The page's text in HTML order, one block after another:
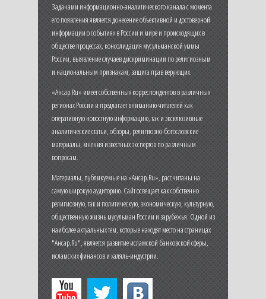
Задачами информационно-аналитического канала с момента
его появления является донесение объективной и достоверной
информации о событиях в России и мире и происходящих в
обществе процессах, консолидация мусульманской уммы
России, выявление случаев дискриминации по религиозным
и национальным признакам, защита прав верующих.
«Ансар.Ru» имеет собственных корреспондентов в различных
регионах России и предлагает вниманию читателей как
оперативную новостную информацию, так и эксклюзивные
аналитические статьи, обзоры, религиозно-богословские
материалы, мнения известных экспертов по различным
вопросам.
Материалы, публикуемые на «Ансар.Ru», рассчитаны на
самую широкую аудиторию. Сайт освещает как собственно
религиозную, так и политическую, экономическую, культурную,
общественную жизнь мусульман России и зарубежья. Одной из
наиболее актуальных тем, которые находят место на страницах
"Ансар.Ru", является развитие исламской банковской сферы,
исламских финансов и халяль-индустрии.